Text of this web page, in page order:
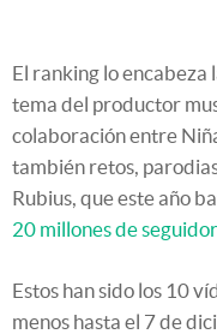
El ranking lo encabeza
tema del productor
colaboración entre
también retos,
Rubius, que este año
20 millones de
Estos han sido los 10
menos hasta el 7 de